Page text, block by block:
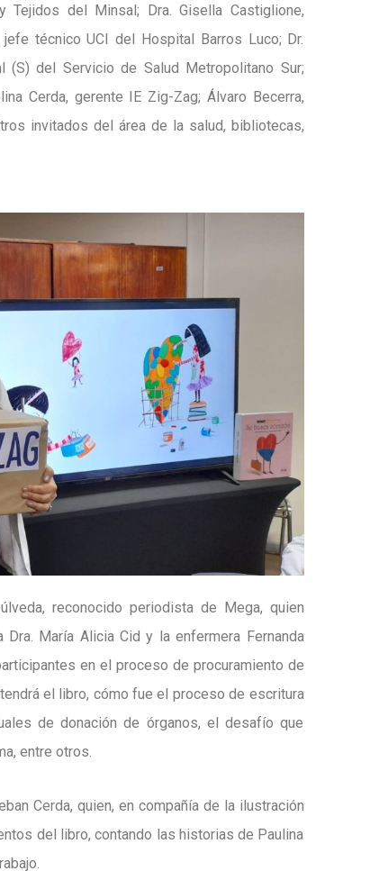
Tejidos del Minsal; Dra. Gisella Castiglione,
técnico UCI del Hospital Barros Luco; Dr.
(S) del Servicio de Salud Metropolitano Sur;
Cerda, gerente IE Zig-Zag; Álvaro Becerra,
invitados del área de la salud, bibliotecas,
reconocido periodista de Mega, quien
María Alicia Cid y la enfermera Fernanda
en el proceso de procuramiento de
el libro, cómo fue el proceso de escritura
de donación de órganos, el desafío que
entre otros.
Cerda, quien, en compañía de la ilustración
del libro, contando las historias de Paulina